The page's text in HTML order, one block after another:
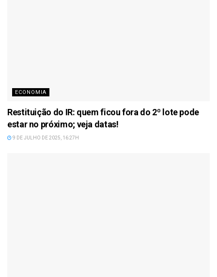
ECONOMIA
Restituição do IR: quem ficou fora do 2º lote pode
estar no próximo; veja datas!
9 DE JULHO DE 2025, 16:27H